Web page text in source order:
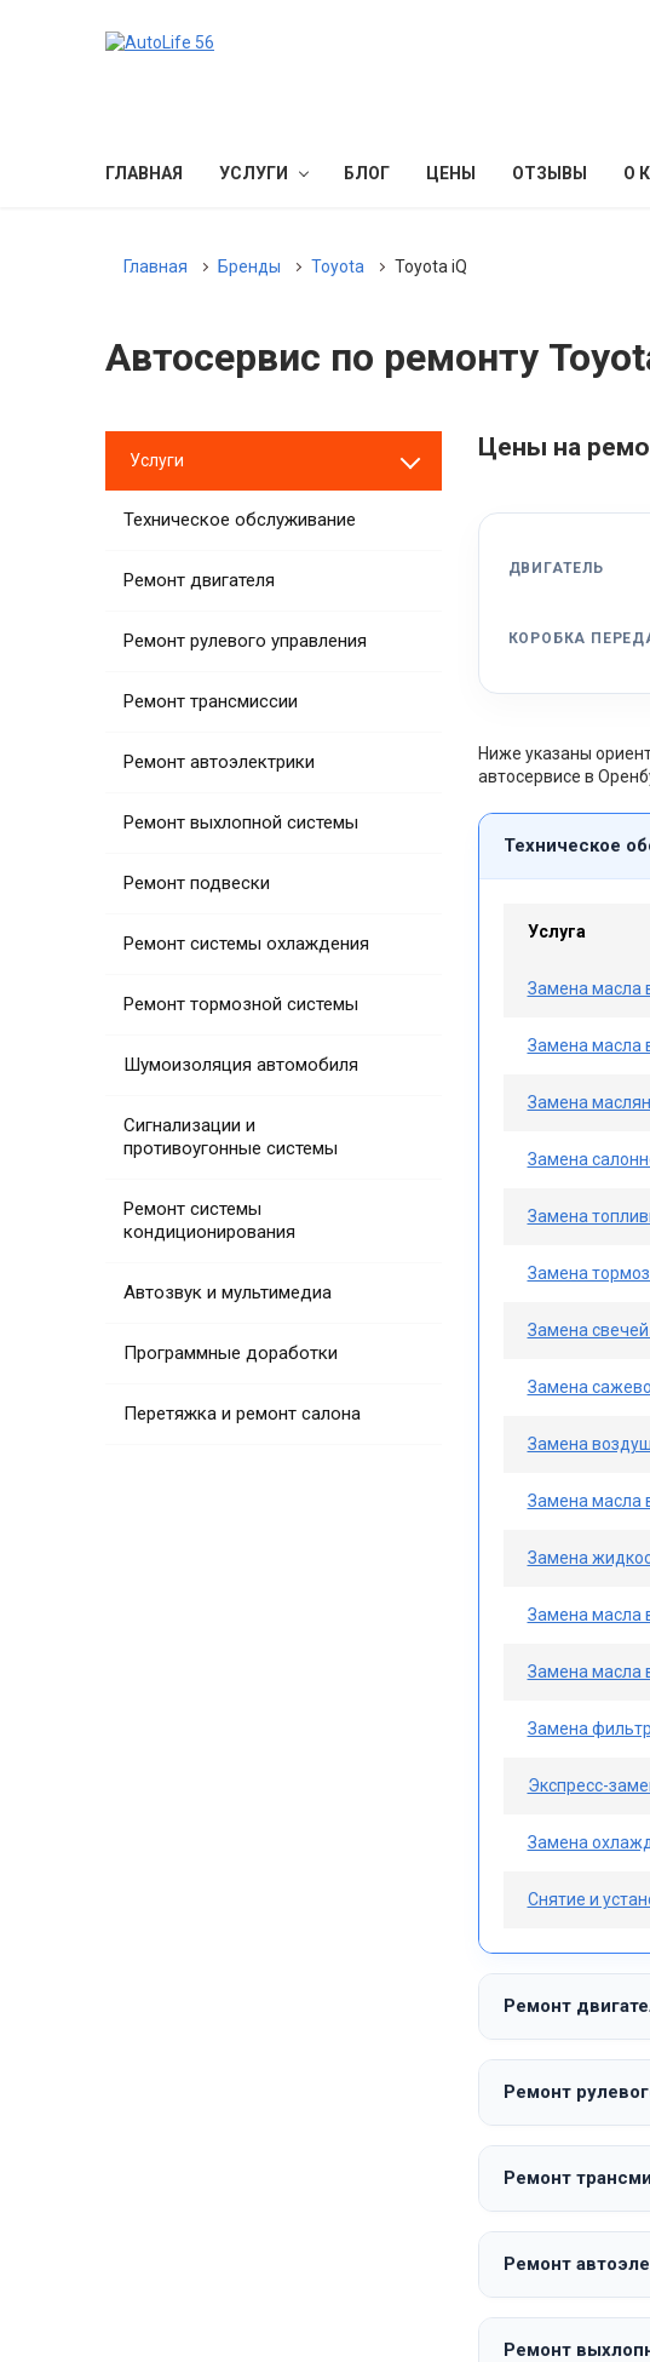
ГЛАВНАЯ УСЛУГИ БЛОГ ЦЕНЫ ОТЗЫВЫ О
Главная Бренды Toyota Toyota iQ
Автосервис по ремонту
Услуги
Техническое обслуживание
Ремонт двигателя
Ремонт рулевого управления
Ремонт трансмиссии
Ремонт автоэлектрики
Ремонт выхлопной системы
Ремонт подвески
Ремонт системы охлаждения
Ремонт тормозной системы
Шумоизоляция автомобиля
Сигнализации и
противоугонные системы
Ремонт системы
кондиционирования
Автозвук и мультимедиа
Программные доработки
Перетяжка и ремонт салона
Цены на
ДВИГАТЕЛЬ
КОРОБКА
Ниже указаны
автосервисе в
Техническое
Услуга
Замена масла
Замена масла
Замена
Замена
Замена
Замена
Замена
Замена
Замена
Замена масла
Замена
Замена масла
Замена масла
Замена
Экспресс-
Замена
Снятие и
Ремонт
Ремонт
Ремонт
Ремонт
Ремонт